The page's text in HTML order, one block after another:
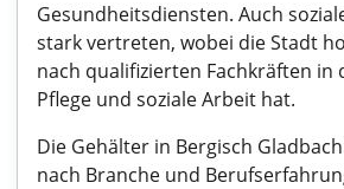
Gesundheitsdiensten. Auch
stark vertreten, wobei die Stadt
nach qualifizierten Fachkräften in
Pflege und soziale Arbeit hat.
Die Gehälter in Bergisch
nach Branche und